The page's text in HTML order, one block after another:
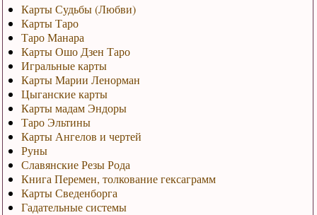
Карты Судьбы (Любви)
Карты Таро
Таро Манара
Карты Ошо Дзен Таро
Игральные карты
Карты Марии Ленорман
Цыганские карты
Карты мадам Эндоры
Таро Эльтины
Карты Ангелов и чертей
Руны
Славянские Резы Рода
Книга Перемен, толкование гексаграмм
Карты Сведенборга
Гадательные системы